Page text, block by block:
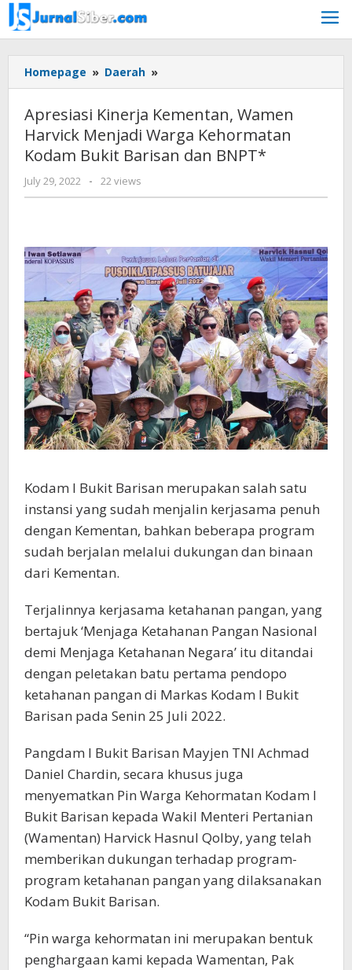
Skip
to
content
Homepage » Daerah »
Kinerja
Wamen
Harvick
Menjadi
Kodam
dan
BNPT*
Apresiasi Kinerja Kementan, Wamen
Harvick Menjadi Warga Kehormatan
Kodam Bukit Barisan dan BNPT*
July 29, 2022
by
Jurnalsiber
- 22 views
Kodam I Bukit Barisan merupakan salah satu
instansi yang sudah menjalin kerjasama penuh
dengan Kementan, bahkan beberapa program
sudah berjalan melalui dukungan dan binaan
dari Kementan.
Terjalinnya kerjasama ketahanan pangan, yang
bertajuk ‘Menjaga Ketahanan Pangan Nasional
demi Menjaga Ketahanan Negara’ itu ditandai
dengan peletakan batu pertama pendopo
ketahanan pangan di Markas Kodam I Bukit
Barisan pada Senin 25 Juli 2022.
Pangdam I Bukit Barisan Mayjen TNI Achmad
Daniel Chardin, secara khusus juga
menyematkan Pin Warga Kehormatan Kodam I
Bukit Barisan kepada Wakil Menteri Pertanian
(Wamentan) Harvick Hasnul Qolby, yang telah
memberikan dukungan terhadap program-
program ketahanan pangan yang dilaksanakan
Kodam Bukit Barisan.
“Pin warga kehormatan ini merupakan bentuk
penghargaan kami kepada Wamentan, Pak